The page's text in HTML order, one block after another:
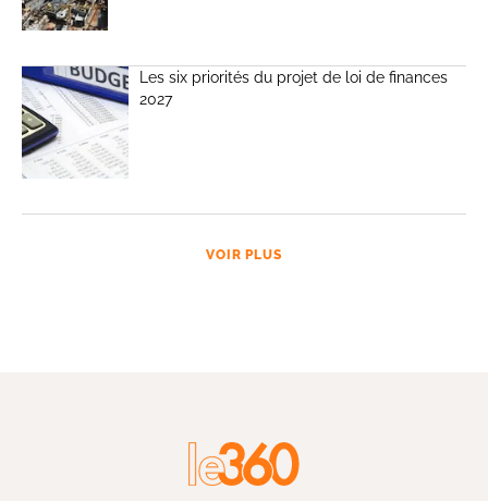
Les six priorités du projet de loi de finances
2027
VOIR PLUS